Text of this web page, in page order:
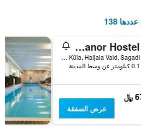
138
Sagadi Manor Hostel
Sagadi Küla, Haljala Vald, Sagadi, مقاطعة لآن- فيرو, أستونيا
0.1 كيلومتر عن وسط المدينة
﷼
عرض الصفقة